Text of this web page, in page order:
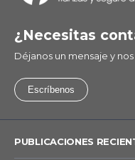
¿Necesitas
Déjanos un mensaje y
Escríbenos
PUBLICACIONES